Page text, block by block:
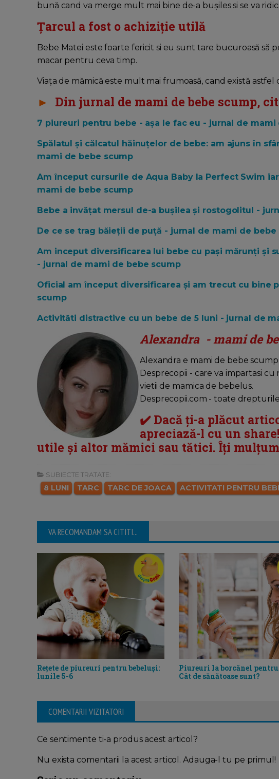
bună cand va merge mult mai bine de-a bușiles si se va
Țarcul a fost o achiziție utilă
Bebe Matei este foarte fericit si eu sunt tare bucuroasă să
macar pentru ceva timp.
Viața de mămică este mult mai frumoasă, cand există
► Din jurnal de mami de bebe scump,
7 piureuri pentru bebe - așa le fac eu - jurnal de mami
Spălatul și călcatul hăinuțelor de bebe: am ajuns în
mami de bebe scump
Am început cursurile de Aqua Baby la Perfect Swim
mami de bebe scump
Bebe a invățat mersul de-a bușilea și rostogolitul -
De ce se trag băieții de puță - jurnal de mami de bebe
Am inceput diversificarea lui bebe cu pași mărunți și
- jurnal de mami de bebe scump
Oficial am început diversificarea și am trecut cu bine
scump
Activităti distractive cu un bebe de 5 luni - jurnal de
Alexandra - mami de
Alexandra e mami de bebe scump
Desprecopii - care va impartasi
vietii de mamica de bebelus.
Desprecopii.com - toate
✔️ Dacă ți-a plăcut
apreciază-l cu un
utile și altor mămici sau tătici. Îți
SUBIECTE TRATATE:
8 LUNI TARC TARC DE JOACA ACTIVITATI PENTRU
VA RECOMANDAM SA CITITI...
Rețete de piureuri pentru bebeluși:
lunile 5-6
Piureuri la borcănel pentru
Cât de sănătoase sunt?
COMENTARII VIZITATORI
Ce sentimente ti-a produs acest articol?
Nu exista comentarii la acest articol. Adauga-l tu pe primul!